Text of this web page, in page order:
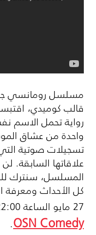
مسلسل رومانسي
قالب كوميدي،
رواية تحمل الاسم
واحدة من عشاق
تسجيلات صوتية
علاقاتها السابقة.
المسلسل، سنترك
كل الأحداث ومعرفة
27 مايو الساعة 22:00 بتوقيت السعودية على
OSN Comedy
.